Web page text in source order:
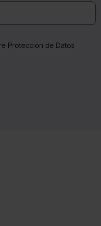
Protección de Datos